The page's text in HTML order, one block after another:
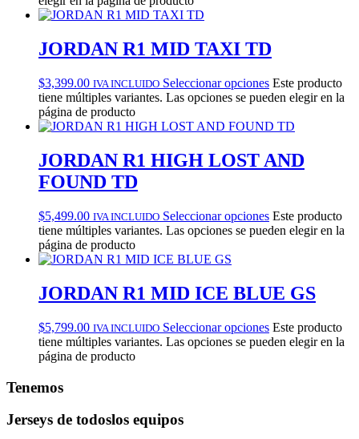
JORDAN R1 MID TAXI TD
$3,399.00 IVA INCLUIDO Seleccionar opciones Este producto
tiene múltiples variantes. Las opciones se pueden elegir en la
página de producto
JORDAN R1 HIGH LOST AND
FOUND TD
$5,499.00 IVA INCLUIDO Seleccionar opciones Este producto
tiene múltiples variantes. Las opciones se pueden elegir en la
página de producto
JORDAN R1 MID ICE BLUE GS
$5,799.00 IVA INCLUIDO Seleccionar opciones Este producto
tiene múltiples variantes. Las opciones se pueden elegir en la
página de producto
Tenemos
Jerseys de todoslos equipos